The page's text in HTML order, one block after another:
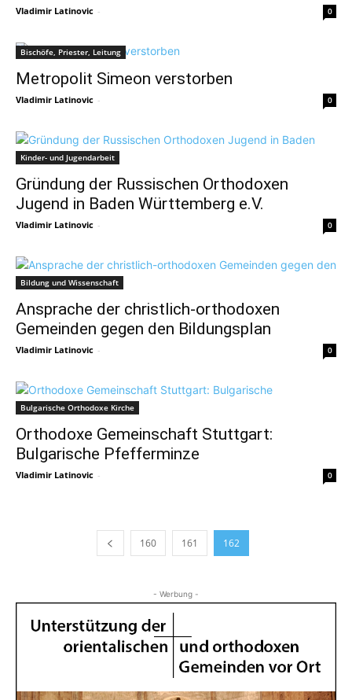
Vladimir Latinovic - 0
Bischöfe, Priester, Leitung
Metropolit Simeon verstorben
Vladimir Latinovic - 0
Kinder- und Jugendarbeit
Gründung der Russischen Orthodoxen
Jugend in Baden Württemberg e.V.
Vladimir Latinovic - 0
Bildung und Wissenschaft
Ansprache der christlich-orthodoxen
Gemeinden gegen den Bildungsplan
Vladimir Latinovic - 0
Bulgarische Orthodoxe Kirche
Orthodoxe Gemeinschaft Stuttgart:
Bulgarische Pfefferminze
Vladimir Latinovic - 0
160 161 162
- Werbung -